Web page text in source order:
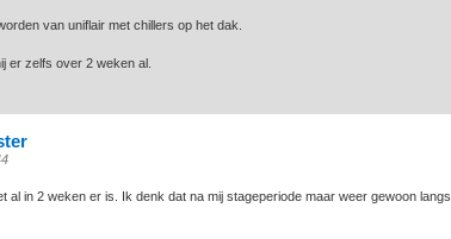
van uniflair met chillers op het dak.
er zelfs over 2 weken al.
al in 2 weken er is. Ik denk dat na mij stageperiode maar weer gewoon langs